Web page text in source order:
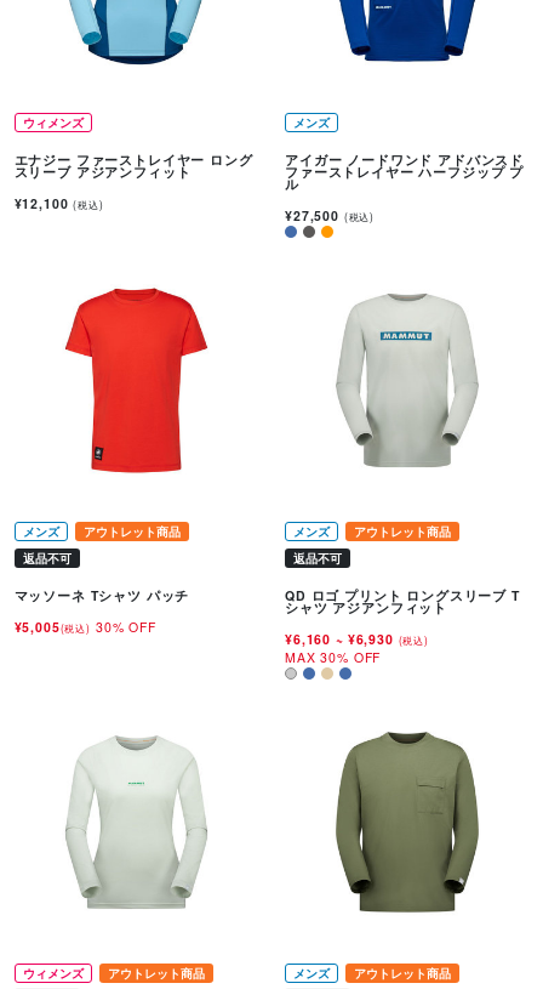
ウィメンズ
エナジー ファーストレイヤー ロング
スリーブ アジアンフィット
¥12,100(税込)
メンズ
アイガー ノードワンド アドバンスド
ファーストレイヤー ハーフジップ プ
ル
¥27,500 (税込)
メンズ
アウトレット商品
返品不可
マッソーネ Tシャツ パッチ
¥5,005(税込) 30% OFF
メンズ
アウトレット商品
返品不可
QD ロゴ プリント ロングスリーブ T
シャツ アジアンフィット
¥6,160 ~ ¥6,930 (税込)
MAX 30% OFF
ウィメンズ
アウトレット商品
メンズ
アウトレット商品